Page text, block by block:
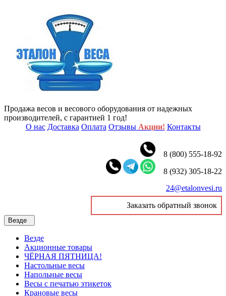
Продажа весов и весового оборудования от надежных
производителей, с гарантией 1 год!
О нас Доставка Оплата Отзывы Акции! Контакты
8 (800) 555-18-92
8 (932) 305-18-22
24@etalonvesi.ru
Заказать обратный звонок
Везде
Везде
Акционные товары
ЧЁРНАЯ ПЯТНИЦА!
Настольные весы
Напольные весы
Весы с печатью этикеток
Крановые весы